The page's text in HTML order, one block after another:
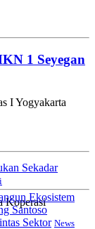
1 Seyegan
I Yogyakarta
Sekadar
Ekosistem
Santoso
Sektor News